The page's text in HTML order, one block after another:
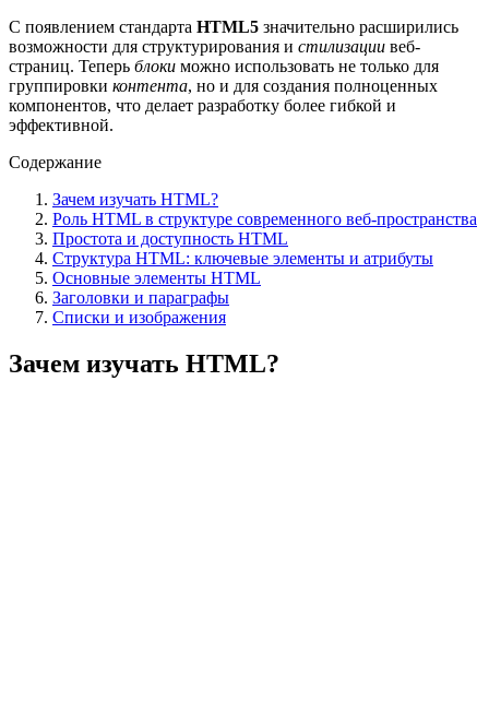
С появлением стандарта HTML5 значительно расширились
возможности для структурирования и стилизации веб-
страниц. Теперь блоки можно использовать не только для
группировки контента, но и для создания полноценных
компонентов, что делает разработку более гибкой и
эффективной.
Содержание
Зачем изучать HTML?
Роль HTML в структуре современного веб-пространства
Простота и доступность HTML
Структура HTML: ключевые элементы и атрибуты
Основные элементы HTML
Заголовки и параграфы
Списки и изображения
Зачем изучать HTML?